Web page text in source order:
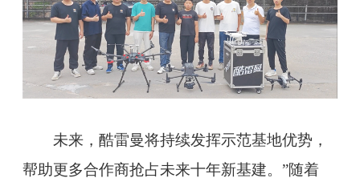
未来，酷雷曼将持续发挥示范基地优势，
帮助更多合作商抢占未来十年新基建。”随着